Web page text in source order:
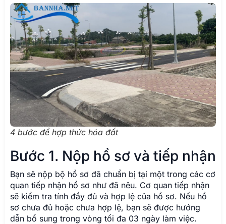
4 bước để hợp thức hóa đất
Bước 1. Nộp hồ sơ và tiếp nhận
Bạn sẽ nộp bộ hồ sơ đã chuẩn bị tại một trong các cơ
quan tiếp nhận hồ sơ như đã nêu. Cơ quan tiếp nhận
sẽ kiểm tra tính đầy đủ và hợp lệ của hồ sơ. Nếu hồ
sơ chưa đủ hoặc chưa hợp lệ, bạn sẽ được hướng
dẫn bổ sung trong vòng tối đa 03 ngày làm việc.